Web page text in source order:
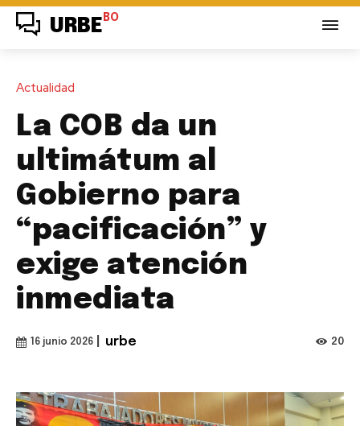
URBE BO
Actualidad
La COB da un
ultimátum al
Gobierno para
“pacificación” y
exige atención
inmediata
16 junio 2026 urbe 20